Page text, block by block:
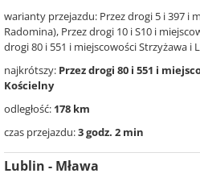
warianty przejazdu: Przez drogi 5 i 397 i
Radomina), Przez drogi 10 i S10 i
drogi 80 i 551 i miejscowości Strzyżawa i
najkrótszy: Przez drogi 80 i 551 i
Kościelny
odległość: 178 km
czas przejazdu:3 godz. 2 min
Lublin - Mława